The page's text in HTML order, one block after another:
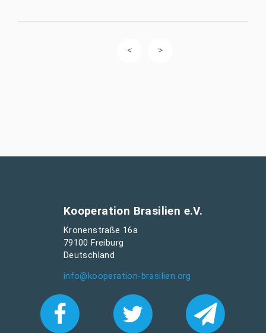
Kooperation Brasilien e.V.
Kronenstraße 16a
79100 Freiburg
Deutschland
info@kooperation-brasilien.org